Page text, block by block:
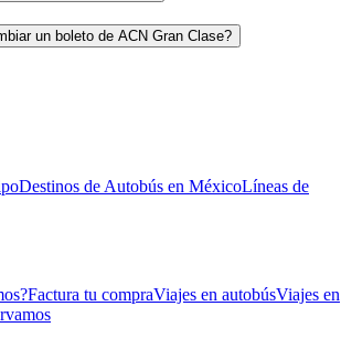
un boleto de ACN Gran Clase?
Destinos de Autobús en MéxicoLíneas de
Factura tu compraViajes en autobúsViajes en